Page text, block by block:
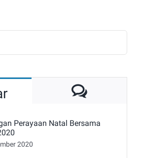
Perayaan Natal Bersama
2020